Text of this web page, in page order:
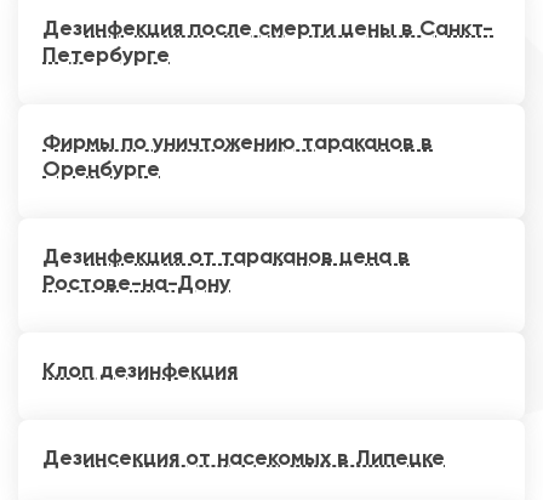
Дезинфекция после смерти цены в Санкт-
Петербурге
Фирмы по уничтожению тараканов в
Оренбурге
Дезинфекция от тараканов цена в
Ростове-на-Дону
Клоп дезинфекция
Дезинсекция от насекомых в Липецке